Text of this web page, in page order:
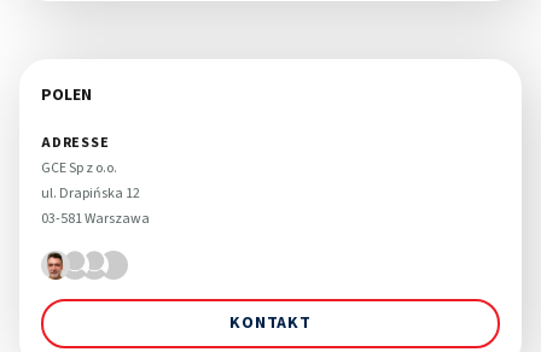
POLEN
ADRESSE
GCE Sp z o.o.
ul. Drapińska 12
03-581 Warszawa
KONTAKT